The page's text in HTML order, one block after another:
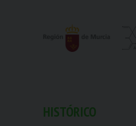
HISTÓRICO